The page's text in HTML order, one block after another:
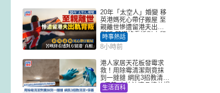
20年「太空人」婚變 移
英港媽死心帶仔搬屋 至
親離世慘遭留港夫出軌
背叛 苦嘆終看透對方留
港「真相」｜Juicy叮
時事熱話
8小時前
港人家居天花板發霉求
救！用除霉清潔劑竟抹
到一撻撻 網民3招教清潔
+保養 本地油漆品牌曾提
生活百科